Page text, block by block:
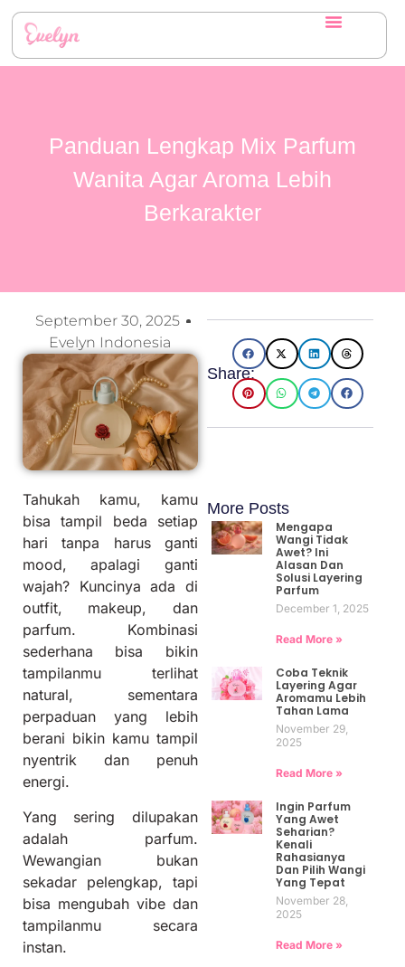
Panduan Lengkap Mix Parfum
Wanita Agar Aroma Lebih
Berkarakter
September 30, 2025
Evelyn Indonesia
Tahukah kamu, kamu
bisa tampil beda setiap
hari tanpa harus ganti
mood, apalagi ganti
wajah? Kuncinya ada di
outfit, makeup, dan
parfum. Kombinasi
sederhana bisa bikin
tampilanmu terlihat
natural, sementara
perpaduan yang lebih
berani bikin kamu tampil
nyentrik dan penuh
energi.
Yang sering dilupakan
adalah parfum.
Wewangian bukan
sekadar pelengkap, tapi
bisa mengubah vibe dan
tampilanmu secara
instan.
Share:
More Posts
Mengapa
Wangi Tidak
Awet? Ini
Alasan Dan
Solusi Layering
Parfum
December 1, 2025
Read More »
Coba Teknik
Layering Agar
Aromamu Lebih
Tahan Lama
November 29,
2025
Read More »
Ingin Parfum
Yang Awet
Seharian?
Kenali
Rahasianya
Dan Pilih Wangi
Yang Tepat
November 28,
2025
Read More »